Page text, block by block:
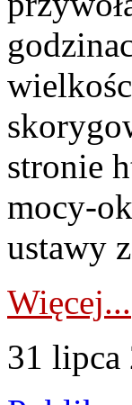
stronie
mocy-
ustawy
Więcej...
31 lipca